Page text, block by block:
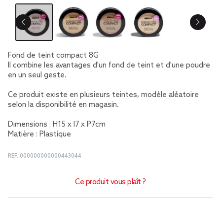
Fond de teint compact 8G
Il combine les avantages d'un fond de teint et d'une poudre
en un seul geste.
Ce produit existe en plusieurs teintes, modèle aléatoire
selon la disponibilité en magasin.
Dimensions : H15 x l7 x P7cm
Matière : Plastique
REF. 000000000000443044
Ce produit vous plaît ?